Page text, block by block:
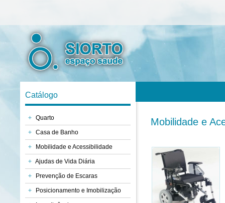
Catálogo
+ Quarto
+ Casa de Banho
+ Mobilidade e Acessibilidade
+ Ajudas de Vida Diária
+ Prevenção de Escaras
+ Posicionamento e Imobilização
Mobilidade e